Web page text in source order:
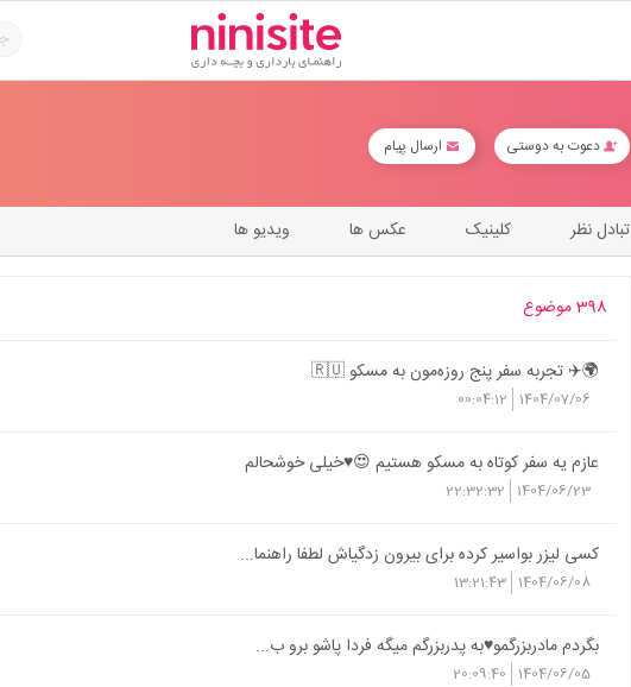
دعوت به دوستی ارسال پیام
ویدیو ها عکس ها کلینیک تبادل نظر
398 موضوع
🌍✈️ تجربه سفر پنج روزه‌مون به مسکو 🇷🇺
1404/07/06
00:04:12
عازم یه سفر کوتاه به مسکو هستیم 😍♥️خیلی خوشحالم
1404/06/23
22:32:32
کسی لیزر بواسیر کرده برای بیرون زدگیاش لطفا راهنما...
1404/06/08
13:21:43
بگردم مادربزرگمو♥️به پدربزرگم میگه فردا پاشو برو ب...
1404/06/05
20:09:40